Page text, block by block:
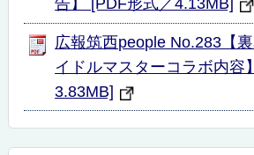
告】 [PDF形式／4.13MB]
広報筑西people No.283【
イドルマスターコラボ内容
3.83MB]